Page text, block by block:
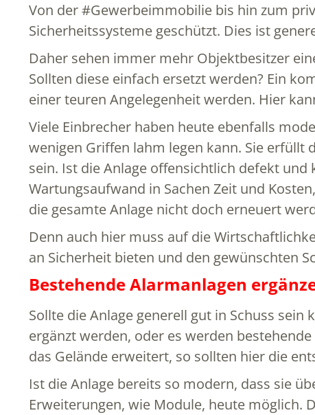
Von der #Gewerbeimmobilie bis hin zum
Sicherheitssysteme geschützt. Dies ist
Daher sehen immer mehr Objektbesitzer
Sollten diese einfach ersetzt werden? Ein
einer teuren Angelegenheit werden. Hier
Viele Einbrecher haben heute ebenfalls
wenigen Griffen lahm legen kann. Sie erfüllt
sein. Ist die Anlage offensichtlich defekt
Wartungsaufwand in Sachen Zeit und
die gesamte Anlage nicht doch erneuert
Denn auch hier muss auf die
an Sicherheit bieten und den gewünschten
Bestehende Alarmanlagen
Sollte die Anlage generell gut in Schuss
ergänzt werden, oder es werden
das Gelände erweitert, so sollten hier die
Ist die Anlage bereits so modern, dass sie
Erweiterungen, wie Module, heute möglich.